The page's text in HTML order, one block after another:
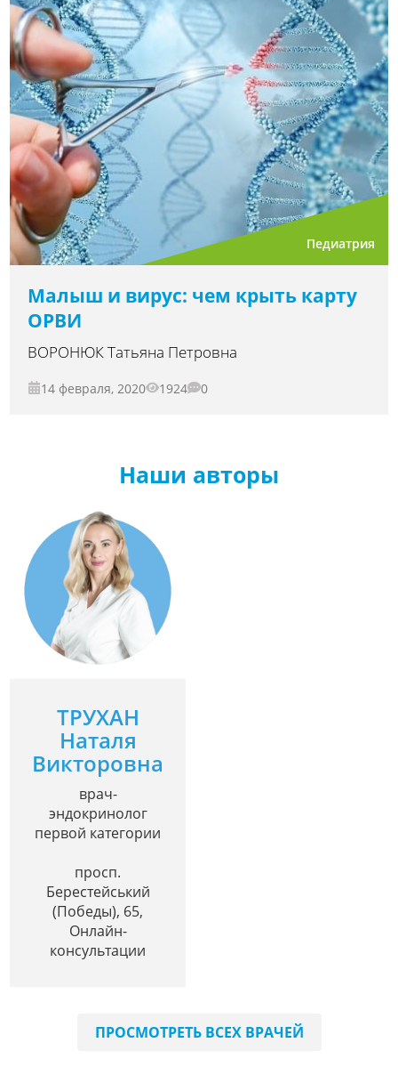
Педиатрия
Малыш и вирус: чем крыть карту
ОРВИ
ВОРОНЮК Татьяна Петровна
14 февраля, 2020 1924 0
Наши авторы
ТРУХАН
Наталя
Викторовна
врач-
эндокринолог
первой категории
просп.
Берестейський
(Победы), 65,
Онлайн-
консультации
ПРОСМОТРЕТЬ ВСЕХ ВРАЧЕЙ